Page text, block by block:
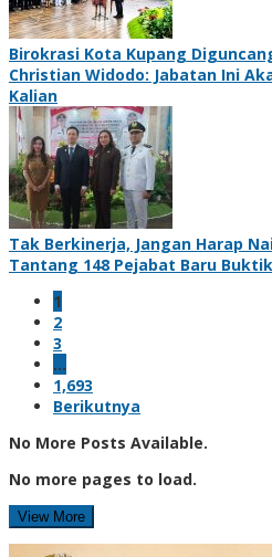
Birokrasi Kota Kupang
Christian Widodo: Jabatan Ini
Kalian
Tak Berkinerja, Jangan Harap
Tantang 148 Pejabat Baru
1
2
3
…
1,693
Berikutnya
No More Posts Available.
No more pages to load.
View More